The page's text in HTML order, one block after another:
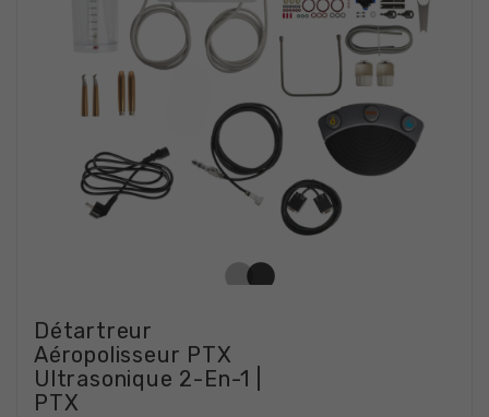
Détartreur
Aéropolisseur PTX
Ultrasonique 2-En-1 |
PTX